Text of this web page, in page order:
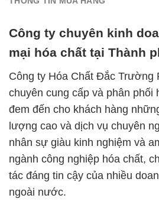
Công ty chuyên kinh
mại hóa chất tại Thành
Công ty Hóa Chất Đắc Trường
chuyên cung cấp và phân phối
đem đến cho khách hàng
lượng cao và dịch vụ chuyên
nhân sự giàu kinh nghiệm và
ngành công nghiệp hóa chất,
tác đáng tin cậy của nhiều
ngoài nước.